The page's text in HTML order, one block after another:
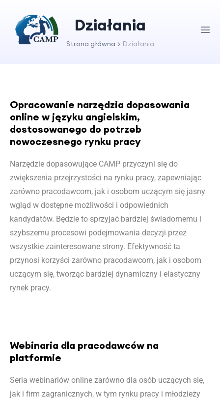
Działania
Strona główna Działania
Opracowanie narzędzia dopasowania
online w języku angielskim,
dostosowanego do potrzeb
nowoczesnego rynku pracy
Narzędzie dopasowujące CAMP przyczyni się do
zwiększenia przejrzystości na rynku pracy, zapewniając
zarówno pracodawcom, jak i osobom uczącym się jasny
wgląd w dostępne możliwości i odpowiednich
kandydatów. Będzie to sprzyjać bardziej świadomemu i
szybszemu procesowi podejmowania decyzji przez
wszystkie zainteresowane strony. Efektywność ta
przynosi korzyści zarówno pracodawcom, jak i osobom
uczącym się, tworząc bardziej dynamiczny i elastyczny
rynek pracy.
Webinaria dla pracodawców na
platformie
Seria webinariów online zarówno dla osób uczących się,
jak i firm zagranicznych, w tym rynku pracy i młodzieży